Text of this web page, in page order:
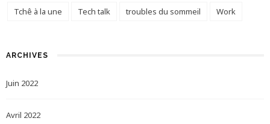
Tchê à la une
Tech talk troubles du sommeil Work
ARCHIVES
Juin 2022
Avril 2022